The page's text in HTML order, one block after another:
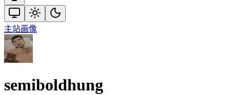
主站画像
semiboldhung